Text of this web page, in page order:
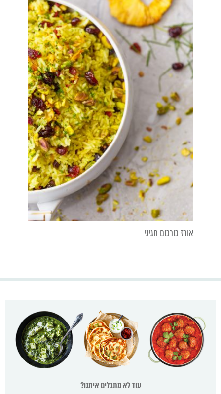
אורז כורכום חגיגי
עוד לא מתבלים איתנו?